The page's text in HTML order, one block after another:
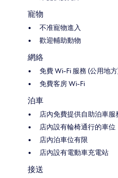
寵物
不准寵物進入
歡迎輔助動物
網絡
免費 Wi-Fi 服務 (公用地
免費客房 Wi-Fi
泊車
店內免費提供自助泊車服
店內設有輪椅通行的車位
店內泊車位有限
店內設有電動車充電站
接送